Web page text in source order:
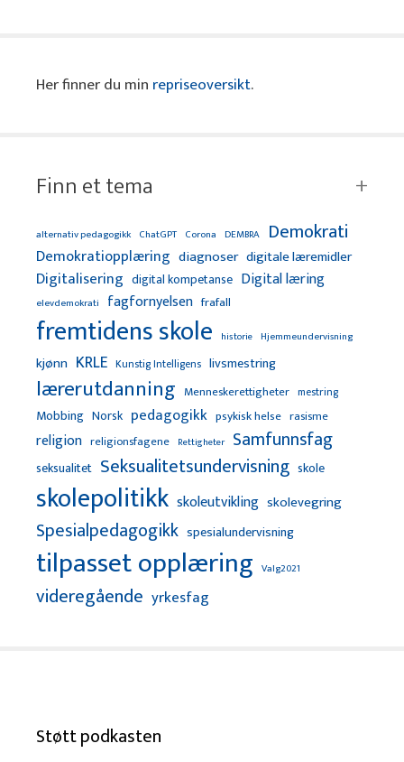
Her finner du min repriseoversikt.
Finn et tema
alternativ pedagogikk ChatGPT Corona DEMBRA Demokrati
Demokratiopplæring diagnoser digitale læremidler
Digitalisering digital kompetanse Digital læring
elevdemokrati fagfornyelsen frafall
fremtidens skole historie Hjemmeundervisning
kjønn KRLE Kunstig Intelligens livsmestring
lærerutdanning Menneskerettigheter mestring
Mobbing Norsk pedagogikk psykisk helse rasisme
religion religionsfagene Rettigheter Samfunnsfag
seksualitet Seksualitetsundervisning skole
skolepolitikk skoleutvikling skolevegring
Spesialpedagogikk spesialundervisning
tilpasset opplæring Valg2021
videregående yrkesfag
Støtt podkasten